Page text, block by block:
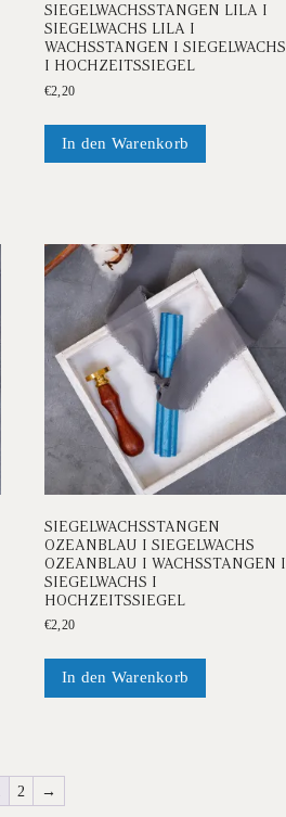
SIEGELWACHSSTANGEN LILA I
SIEGELWACHS LILA I
WACHSSTANGEN I SIEGELWACHS
I HOCHZEITSSIEGEL
€2,20
In den Warenkorb
SIEGELWACHSSTANGEN
OZEANBLAU I SIEGELWACHS
OZEANBLAU I WACHSSTANGEN I
SIEGELWACHS I
HOCHZEITSSIEGEL
€2,20
In den Warenkorb
2 →